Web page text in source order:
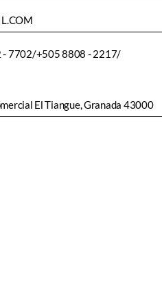
- 7702/+505 8808 - 2217/
El Tiangue, Granada 43000